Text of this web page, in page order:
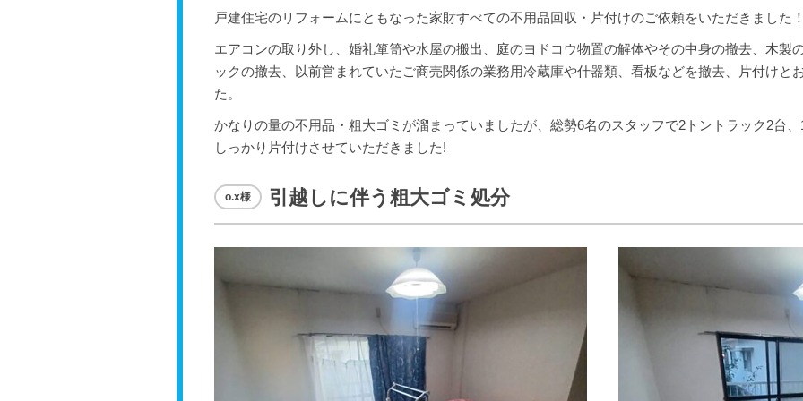
戸建住宅のリフォームにともなった家財すべての不用品回収・片付けのご依頼をいただきました
エアコンの取り外し、婚礼箪笥や水屋の搬出、庭のヨドコウ物置の解体やその中身の撤去、木製
ックの撤去、以前営まれていたご商売関係の業務用冷蔵庫や什器類、看板などを撤去、片付けと
た。
かなりの量の不用品・粗大ゴミが溜まっていましたが、総勢6名のスタッフで2トントラック2台
しっかり片付けさせていただきました!
o.x様 引越しに伴う粗大ゴミ処分